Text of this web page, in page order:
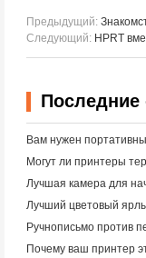
Предыдущий: Знакомство с
Следующий: HPRT вместе с
Последние
Лучшая камера для
Почему ваш принтер